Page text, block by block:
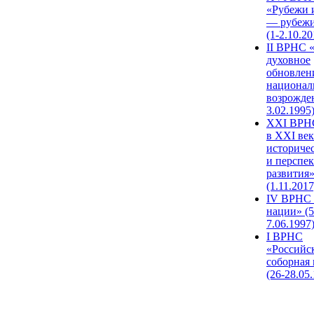
«Рубежи
—
(1-
II ВРНС
духовное
3.02.1995)
XХI
в XXI
и
развития»
IV ВРНС
нации»
7.06.1997)
I ВРНС
(26-